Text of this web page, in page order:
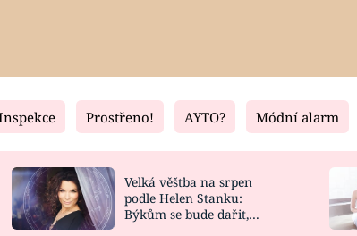
Fresh
NOVINKY
VIDEORECEPTY
Living
DESIGN
Prostřeno! AYTO? Módní alarm
Velká věštba na srpen
podle Helen Stanku:
Býkům se bude dařit,